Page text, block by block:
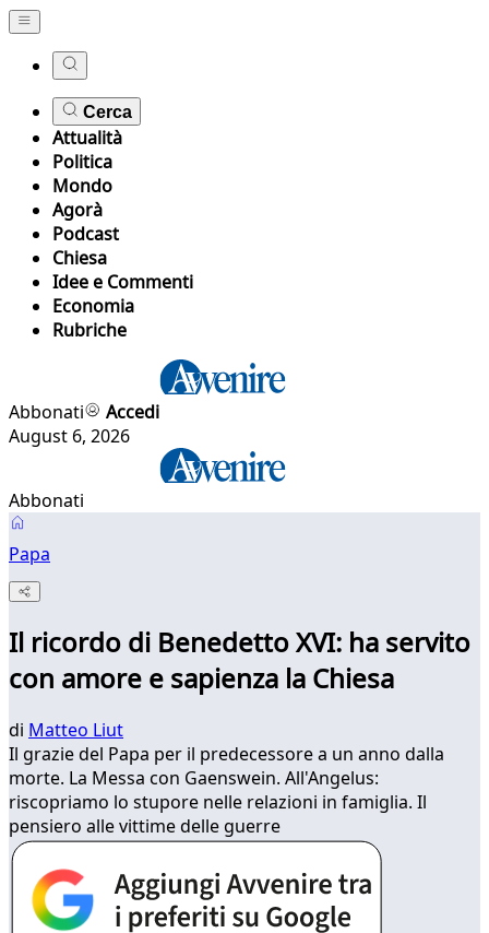
Cerca
Attualità
Politica
Mondo
Agorà
Podcast
Chiesa
Idee e Commenti
Economia
Rubriche
Abbonati
Accedi
August 6, 2026
Abbonati
Papa
Il ricordo di Benedetto XVI: ha servito
con amore e sapienza la Chiesa
di Matteo Liut
Il grazie del Papa per il predecessore a un anno dalla
morte. La Messa con Gaenswein. All'Angelus:
riscopriamo lo stupore nelle relazioni in famiglia. Il
pensiero alle vittime delle guerre